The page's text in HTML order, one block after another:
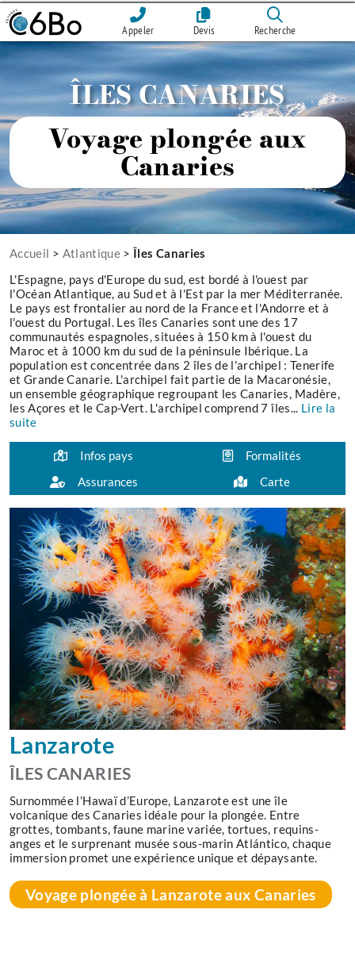
Appeler Devis Recherche
ÎLES CANARIES
Voyage plongée aux
Canaries
Accueil > Atlantique >Îles Canaries
L'Espagne, pays d'Europe du sud, est bordé à l'ouest par
l'Océan Atlantique, au Sud et à l'Est par la mer Méditerranée.
Le pays est frontalier au nord de la France et l'Andorre et à
l'ouest du Portugal. Les îles Canaries sont une des 17
communautés espagnoles, situées à 150 km à l'ouest du
Maroc et à 1000 km du sud de la péninsule Ibérique. La
population est concentrée dans 2 îles de l'archipel : Tenerife
et Grande Canarie. L'archipel fait partie de la Macaronésie,
un ensemble géographique regroupant les Canaries, Madère,
les Açores et le Cap-Vert. L'archipel comprend 7 îles... Lire la
suite
Infos pays
Formalités
Assurances
Carte
Lanzarote
ÎLES CANARIES
Surnommée l’Hawaï d’Europe, Lanzarote est une île
volcanique des Canaries idéale pour la plongée. Entre
grottes, tombants, faune marine variée, tortues, requins-
anges et le surprenant musée sous-marin Atlántico, chaque
immersion promet une expérience unique et dépaysante.
Voyage plongée à Lanzarote aux Canaries